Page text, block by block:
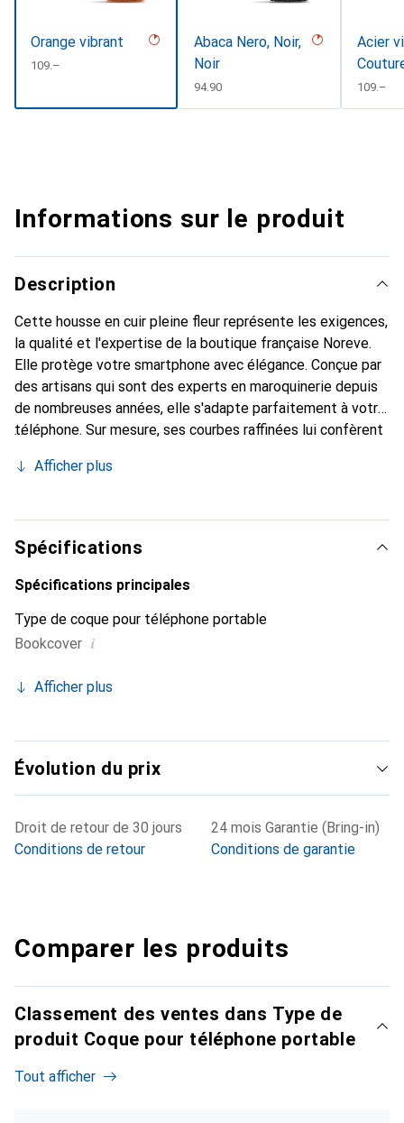
Orange vibrant
CHF
109.–
Abaca Nero, Noir,
Noir
CHF
94.90
Acier
CHF
109.–
Informations sur le produit
Description
Cette housse en cuir pleine fleur représente les exigences,
la qualité et l'expertise de la boutique française Noreve.
Elle protège votre smartphone avec élégance. Conçue par
des artisans qui sont des experts en maroquinerie depuis
de nombreuses années, elle s'adapte parfaitement à votre
téléphone. Sur mesure, ses courbes raffinées lui confèrent
chic et essentiel de votre smartphone. Reconnaître
marque Noreve est un choix sûr pour une clientèle
exigeante.
Afficher plus
Spécifications
Spécifications principales
Type de coque pour téléphone portable
Bookcover i
Afficher plus
Évolution du prix
Droit de retour de 30 jours
Conditions de retour
24 mois Garantie (Bring-in)
Conditions de garantie
Comparer les produits
Classement des ventes dans Type de
produit Coque pour téléphone portable
Tout afficher